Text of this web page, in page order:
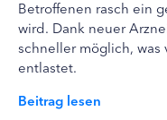
Betroffenen rasch ein
wird. Dank neuer
schneller möglich, was
entlastet.
Beitrag lesen